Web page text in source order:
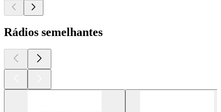
Rádios semelhantes